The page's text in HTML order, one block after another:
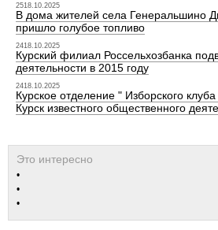
2518.10.2025
В дома жителей села Генеральшино
пришло голубое топливо
2418.10.2025
Курский филиал Россельхозбанка
деятельности в 2015 году
2418.10.2025
Курское отделение " Изборского
Курск известного общественного